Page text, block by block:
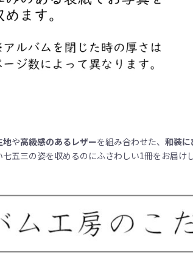
地や高級感のあるレザーを組み合わせた、 和装に
五三の姿を収めるのにふさわしい1冊をお届けし